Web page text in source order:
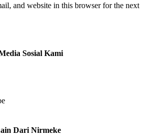
and website in this browser for the next
Sosial Kami
Dari Nirmeke